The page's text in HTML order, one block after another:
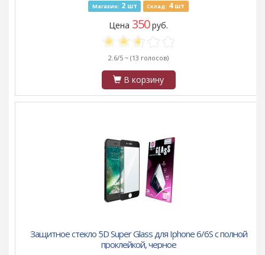
Магазин: 2шт Склад: 4шт
Цена 350руб.
2.6/5 ~ (13 голосов)
В корзину
Защитное стекло 5D Super Glass для Iphone 6/6S с полной
проклейкой, черное